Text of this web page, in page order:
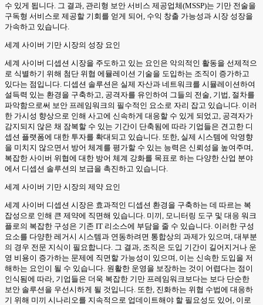
수 있게 됩니다. 그 결과, 관리형 보안 서비스 제공업체(MSSP)는 기만 전술을
구독형 서비스로 제공할 기회를 얻게 되어, 수익 창출 가능성과 시장 성장을
가속하고 있습니다.
세계 사이버 기만 시장의 성장 요인
세계 사이버 디셉션 시장을 주도하고 있는 요인은 악의적인 활동을 선제적으
로 식별하기 위해 첨단 위협 에뮬레이션 기술을 도입하는 조직이 증가하고
있다는 점입니다. 디셉션 솔루션은 실제 자산과 네트워크를 시뮬레이션하여
설득력 있는 환경을 구축하고, 공격자를 유인하여 그들의 전술, 기법, 절차를
파악함으로써 보안 프레임워크의 필수적인 요소로 자리 잡고 있습니다. 이러
한 가시성 향상으로 인해 사고에 신속하게 대응할 수 있게 되었고, 공격자가
감지되지 않은 채 잠복할 수 있는 기간이 단축됨에 따라 기업들은 견고한 디
셉션 플랫폼에 대한 투자를 확대되고 있습니다. 또한, 실제 시스템에 악영향
을 미치지 않으면서 방어 체계를 평가할 수 있는 능력은 신뢰성을 높여주며,
복잡한 사이버 위협에 대한 방어 체계 강화를 목표로 하는 다양한 산업 분야
에서 디셉션 솔루션의 보급을 촉진하고 있습니다.
세계 사이버 기만 시장의 제약 요인
세계 사이버 디셉션 시장은 효과적인 디셉션 환경을 구축하는 데 따르는 복
잡성으로 인해 큰 제약에 직면해 있습니다. 미끼, 모니터링 도구 및 대응 워크
플로의 복잡한 구성은 기존 IT 리소스에 부담을 줄 수 있습니다. 이러한 구성
요소를 다양한 레거시 시스템과 연동하려면 통합상의 과제가 있으며, 대부분
의 경우 전문 지식이 필요합니다. 그 결과, 조직은 도입 기간이 길어지거나 운
영 비용이 증가하는 문제에 직면할 가능성이 있으며, 이는 신속한 도입을 저
해하는 요인이 될 수 있습니다. 원활한 운영을 보장하는 것이 어렵다는 점이
인식됨에 따라, 기업들은 더욱 복잡한 기만 프레임워크보다는 보다 단순한
보안 솔루션을 우선시하게 될 것입니다. 또한, 진화하는 위협 수법에 대응하
기 위해 미끼 시나리오를 지속적으로 업데이트해야 할 필요성도 있어, 이로